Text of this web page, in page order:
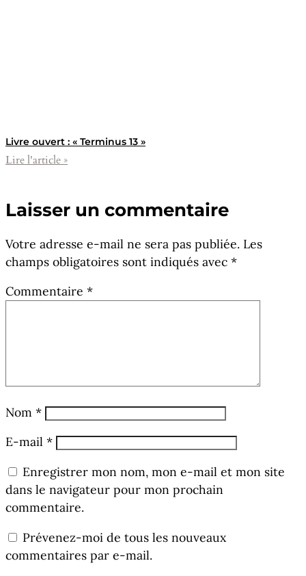
Livre ouvert : « Terminus 13 »
Lire l'article »
Laisser un commentaire
Votre adresse e-mail ne sera pas publiée. Les
champs obligatoires sont indiqués avec *
Commentaire *
Nom *
E-mail *
Enregistrer mon nom, mon e-mail et mon site
dans le navigateur pour mon prochain
commentaire.
Prévenez-moi de tous les nouveaux
commentaires par e-mail.